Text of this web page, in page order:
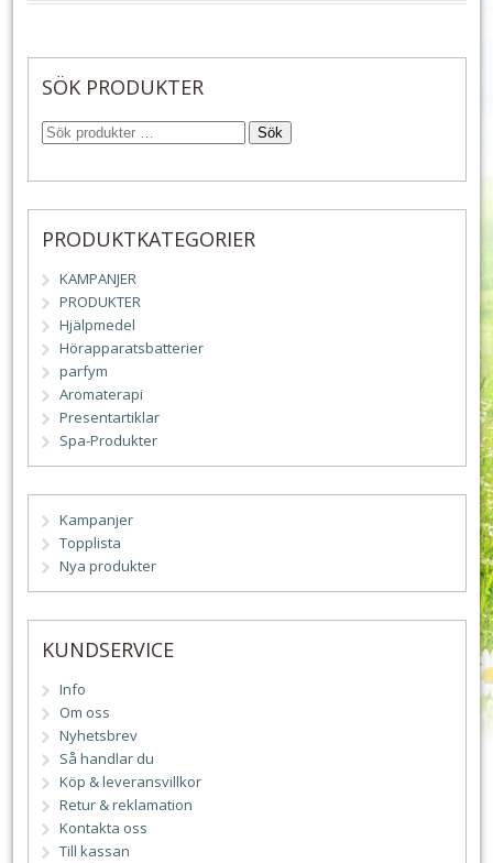
SÖK PRODUKTER
Sök
PRODUKTKATEGORIER
KAMPANJER
PRODUKTER
Hjälpmedel
Hörapparatsbatterier
parfym
Aromaterapi
Presentartiklar
Spa-Produkter
Kampanjer
Topplista
Nya produkter
KUNDSERVICE
Info
Om oss
Nyhetsbrev
Så handlar du
Köp & leveransvillkor
Retur & reklamation
Kontakta oss
Till kassan